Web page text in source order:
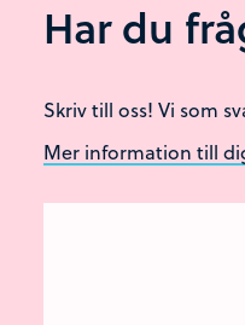
Har du
Skriv till oss! Vi som
Mer information till